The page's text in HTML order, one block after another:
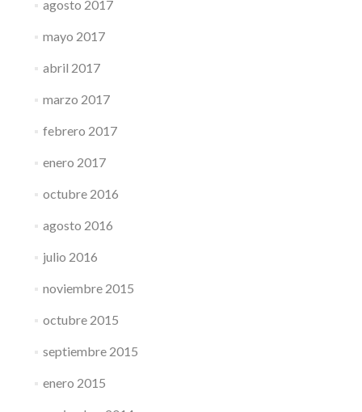
agosto 2017
mayo 2017
abril 2017
marzo 2017
febrero 2017
enero 2017
octubre 2016
agosto 2016
julio 2016
noviembre 2015
octubre 2015
septiembre 2015
enero 2015